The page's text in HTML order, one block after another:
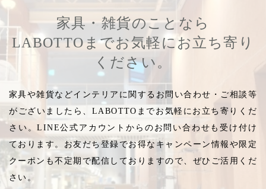
家具・雑貨のことなら
LABOTTOまでお気軽にお立ち寄り
ください。
家具や雑貨などインテリアに関するお問い合わせ・ご相談等
がございましたら、LABOTTOまでお気軽にお立ち寄りくだ
さい。LINE公式アカウントからのお問い合わせも受け付け
ております。お友だち登録でお得なキャンペーン情報や限定
クーポンも不定期で配信しておりますので、ぜひご活用くだ
さい。